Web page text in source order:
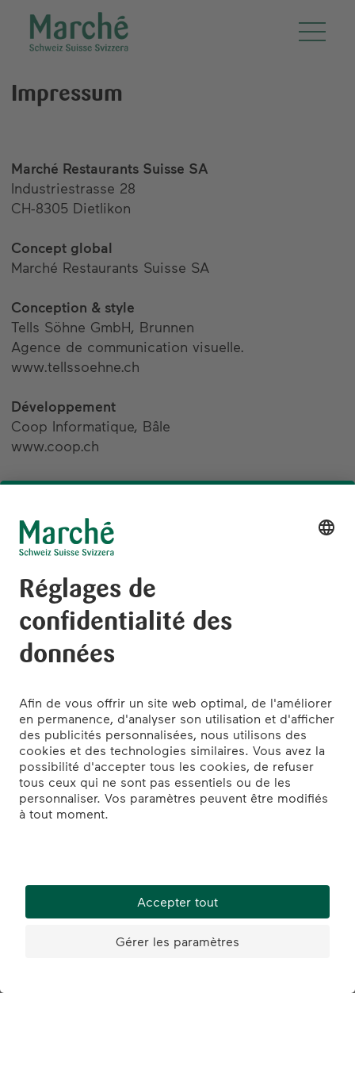
Impressum
Marché Restaurants Suisse SA
Industriestrasse 28
CH-8305 Dietlikon
Concept global
Marché Restaurants Suisse SA
Conception & style
Tells Söhne GmbH, Brunnen
Agence de communication visuelle.
www.tellssoehne.ch
Développement
Coop Informatique, Bâle
www.coop.ch